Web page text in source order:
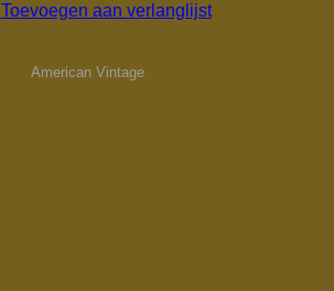
Toevoegen aan verlanglijst
American Vintage